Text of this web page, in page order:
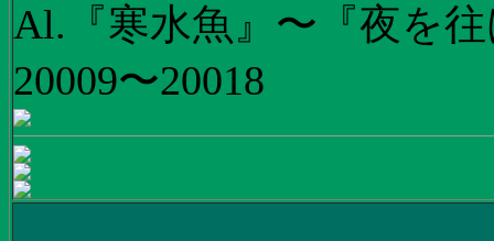
Al.『寒水魚』〜『夜を
20009〜20018